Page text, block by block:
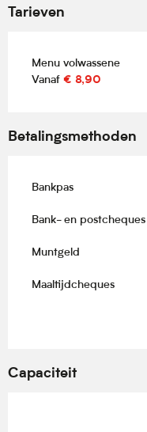
Tarieven
Menu volwassene
Vanaf € 8,90
Betalingsmethoden
Bankpas
Bank- en postcheques
Muntgeld
Maaltijdcheques
Capaciteit